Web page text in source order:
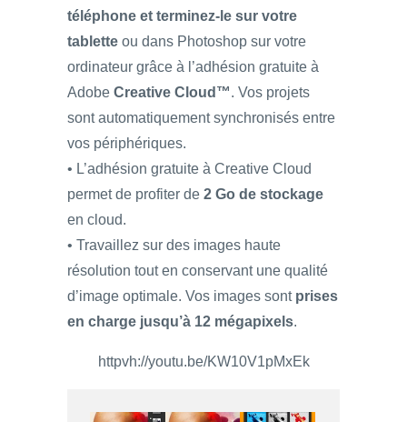
téléphone et terminez-le sur votre
tablette ou dans Photoshop sur votre
ordinateur grâce à l’adhésion gratuite à
Adobe Creative Cloud™. Vos projets
sont automatiquement synchronisés entre
vos périphériques.
• L’adhésion gratuite à Creative Cloud
permet de profiter de 2 Go de stockage
en cloud.
• Travaillez sur des images haute
résolution tout en conservant une qualité
d’image optimale. Vos images sont prises
en charge jusqu’à 12 mégapixels.
httpvh://youtu.be/KW10V1pMxEk